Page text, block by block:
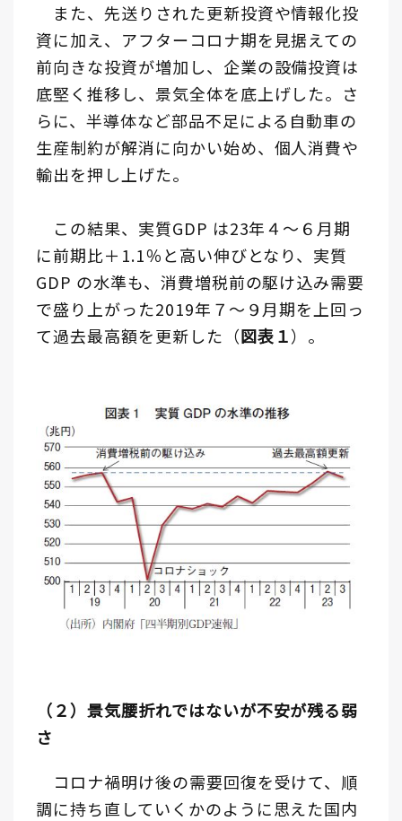
また、先送りされた更新投資や情報化投
資に加え、アフターコロナ期を見据えての
前向きな投資が増加し、企業の設備投資は
底堅く推移し、景気全体を底上げした。さ
らに、半導体など部品不足による自動車の
生産制約が解消に向かい始め、個人消費や
輸出を押し上げた。
この結果、実質GDP は23年４～６月期
に前期比＋1.1％と高い伸びとなり、実質
GDP の水準も、消費増税前の駆け込み需要
で盛り上がった2019年７～９月期を上回っ
て過去最高額を更新した（図表１）。
（２）景気腰折れではないが不安が残る弱
さ
コロナ禍明け後の需要回復を受けて、順
調に持ち直していくかのように思えた国内